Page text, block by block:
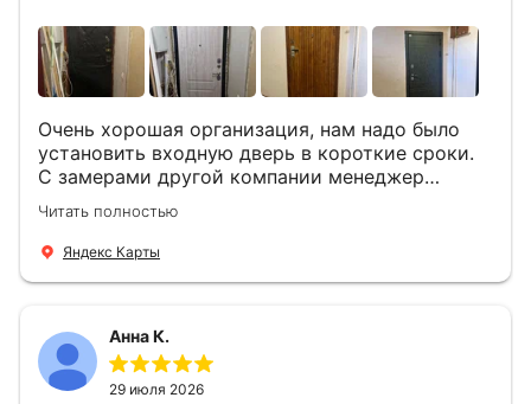
Очень хорошая организация, нам надо было
установить входную дверь в короткие сроки.
С замерами другой компании менеджер
компании Филлип, быстро предоставил нам
варианты дверей, монтаж тоже был очень
четкий, позвонили, согласовали и установили
Читать полностью
Яндекс Карты
Анна К.
29 июля 2026